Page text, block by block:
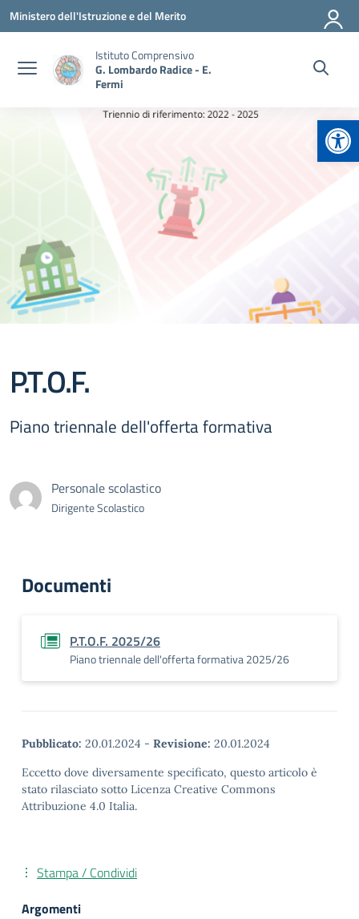
Vai ai contenuti
Vai al menu di navigazione
Vai al footer
Ministero dell'Istruzione e del Merito
Istituto Comprensivo
G. Lombardo Radice - E.
Fermi
P.T.O.F.
Piano triennale dell'offerta formativa
Personale scolastico
Dirigente Scolastico
Documenti
P.T.O.F. 2025/26
Piano triennale dell'offerta formativa 2025/26
Pubblicato: 20.01.2024 - Revisione: 20.01.2024
Eccetto dove diversamente specificato, questo articolo è
stato rilasciato sotto Licenza Creative Commons
Attribuzione 4.0 Italia.
Stampa / Condividi
Argomenti